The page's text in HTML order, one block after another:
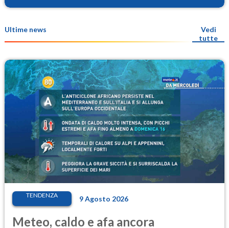
Ultime news
Vedi
tutte
TENDENZA 9 Agosto 2026
Meteo, caldo e afa ancora